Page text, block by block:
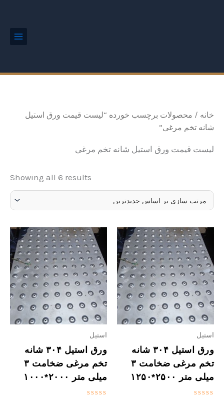
خانه / محصولات برچسب خورده “لیست قیمت ورق استیل
شانه تخم مرغی”
لیست قیمت ورق استیل شانه تخم مرغی
Showing all 6 results
استیل
ورق استیل ۳۰۴ شانه
تخم مرغی ضخامت ۳
میلی متر ۲۵۰۰*۱۲۵۰
استیل
ورق استیل ۳۰۴ شانه
تخم مرغی ضخامت ۳
میلی متر ۲۰۰۰*۱۰۰۰